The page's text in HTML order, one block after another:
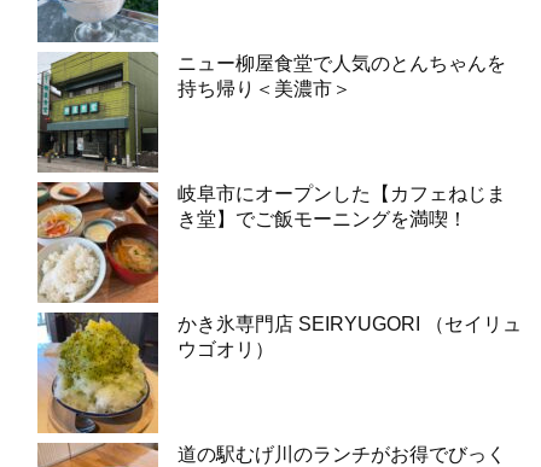
ニュー柳屋食堂で人気のとんちゃんを
持ち帰り＜美濃市＞
岐阜市にオープンした【カフェねじま
き堂】でご飯モーニングを満喫！
かき氷専門店 SEIRYUGORI （セイリュ
ウゴオリ）
道の駅むげ川のランチがお得でびっく